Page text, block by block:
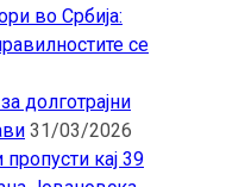
во Србија:
се
долготрајни
31/03/2026
кај 39